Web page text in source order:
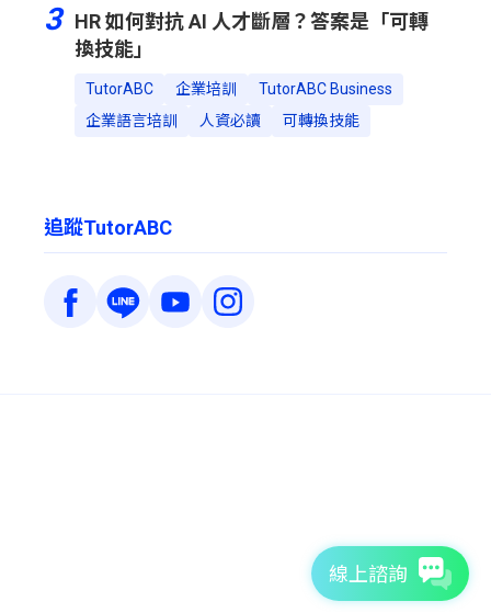
3
HR 如何對抗 AI 人才斷層？答案是「可轉
換技能」
TutorABC 企業培訓
TutorABC Business
企業語言培訓
人資必讀 可轉換技能
追蹤TutorABC
線上諮詢